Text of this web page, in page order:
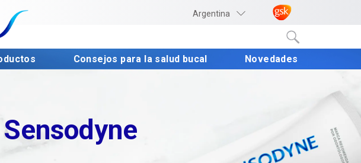
Argentina
Consejos para la salud bucal Novedades
Sensodyne